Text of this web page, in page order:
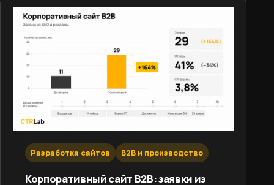
Разработка сайтов B2B и производство
Корпоративный сайт B2B: заявки из